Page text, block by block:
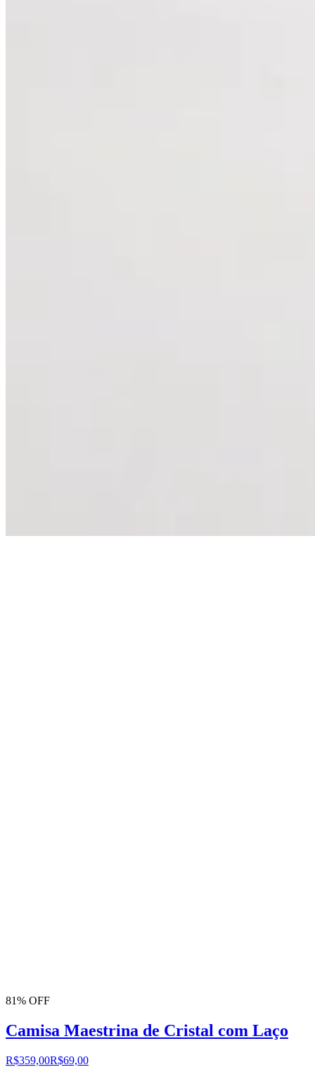
81% OFF
Camisa Maestrina de Cristal com Laço
R$359,00R$69,00